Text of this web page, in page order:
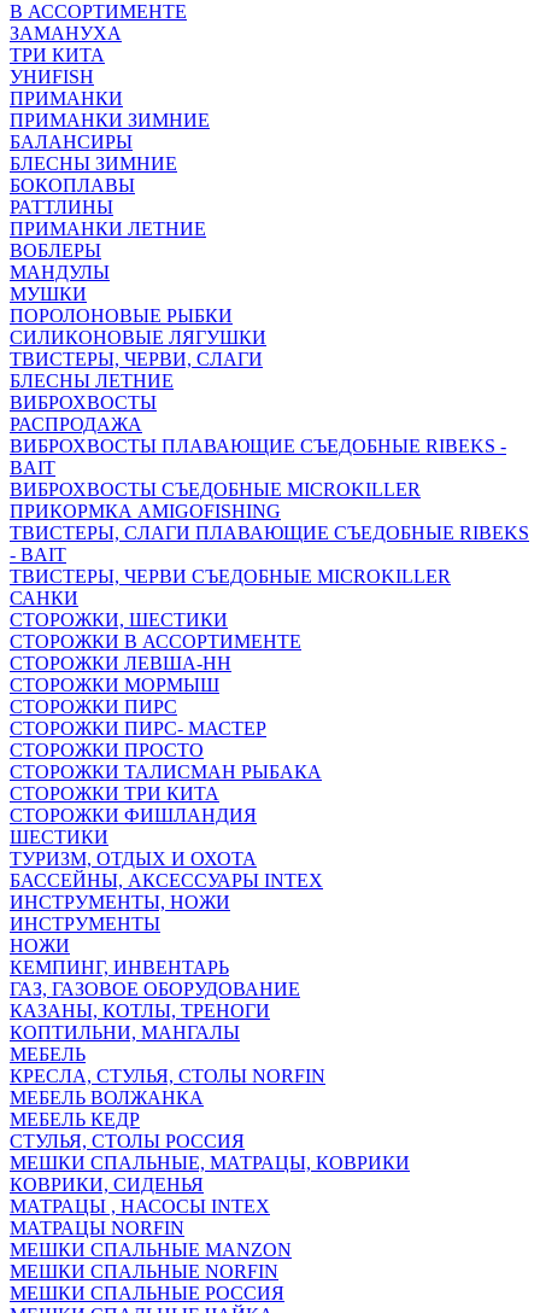
В АССОРТИМЕНТЕ
ЗАМАНУХА
ТРИ КИТА
УНИFISH
ПРИМАНКИ
ПРИМАНКИ ЗИМНИЕ
БАЛАНСИРЫ
БЛЕСНЫ ЗИМНИЕ
БОКОПЛАВЫ
РАТТЛИНЫ
ПРИМАНКИ ЛЕТНИЕ
ВОБЛЕРЫ
МАНДУЛЫ
МУШКИ
ПОРОЛОНОВЫЕ РЫБКИ
СИЛИКОНОВЫЕ ЛЯГУШКИ
ТВИСТЕРЫ, ЧЕРВИ, СЛАГИ
БЛЕСНЫ ЛЕТНИЕ
ВИБРОХВОСТЫ
РАСПРОДАЖА
ВИБРОХВОСТЫ ПЛАВАЮЩИЕ СЪЕДОБНЫЕ RIBEKS -
BAIT
ВИБРОХВОСТЫ СЪЕДОБНЫЕ MICROKILLER
ПРИКОРМКА AMIGOFISHING
ТВИСТЕРЫ, СЛАГИ ПЛАВАЮЩИЕ СЪЕДОБНЫЕ RIBEKS
- BAIT
ТВИСТЕРЫ, ЧЕРВИ СЪЕДОБНЫЕ MICROKILLER
САНКИ
СТОРОЖКИ, ШЕСТИКИ
СТОРОЖКИ В АССОРТИМЕНТЕ
СТОРОЖКИ ЛЕВША-НН
СТОРОЖКИ МОРМЫШ
СТОРОЖКИ ПИРС
СТОРОЖКИ ПИРС- МАСТЕР
СТОРОЖКИ ПРОСТО
СТОРОЖКИ ТАЛИСМАН РЫБАКА
СТОРОЖКИ ТРИ КИТА
СТОРОЖКИ ФИШЛАНДИЯ
ШЕСТИКИ
ТУРИЗМ, ОТДЫХ И ОХОТА
БАССЕЙНЫ, АКСЕССУАРЫ INTEX
ИНСТРУМЕНТЫ, НОЖИ
ИНСТРУМЕНТЫ
НОЖИ
КЕМПИНГ, ИНВЕНТАРЬ
ГАЗ, ГАЗОВОЕ ОБОРУДОВАНИЕ
КАЗАНЫ, КОТЛЫ, ТРЕНОГИ
КОПТИЛЬНИ, МАНГАЛЫ
МЕБЕЛЬ
КРЕСЛА, СТУЛЬЯ, СТОЛЫ NORFIN
МЕБЕЛЬ ВОЛЖАНКА
МЕБЕЛЬ КЕДР
СТУЛЬЯ, СТОЛЫ РОССИЯ
МЕШКИ СПАЛЬНЫЕ, МАТРАЦЫ, КОВРИКИ
КОВРИКИ, СИДЕНЬЯ
МАТРАЦЫ , НАСОСЫ INTEX
МАТРАЦЫ NORFIN
МЕШКИ СПАЛЬНЫЕ MANZON
МЕШКИ СПАЛЬНЫЕ NORFIN
МЕШКИ СПАЛЬНЫЕ РОССИЯ